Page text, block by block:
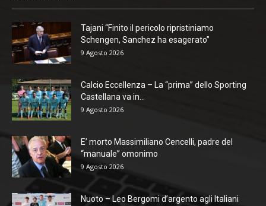
Tajani “Finito il pericolo ripristiniamo
Schengen, Sanchez ha esagerato”
9 Agosto 2026
Calcio Eccellenza – La “prima” dello Sporting
Castellana va in...
9 Agosto 2026
E’ morto Massimiliano Cencelli, padre del
“manuale” omonimo
9 Agosto 2026
Nuoto – Leo Bergomi d’argento agli Italiani